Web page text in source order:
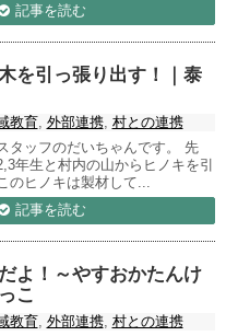
記事を読む
を引っ張り出す！｜泰
教育, 外部連携, 村との連携
タッフのだいちゃんです。 先
年生と村内の山からヒノキを引
のヒノキは製材して...
記事を読む
よ！～やすおかたんけ
こ
教育, 外部連携, 村との連携